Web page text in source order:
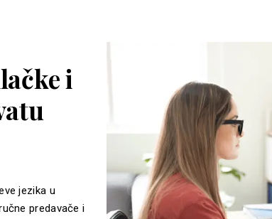
i
jezika u
predavače i